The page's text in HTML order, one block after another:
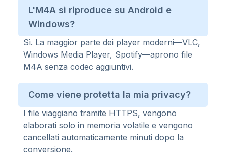
L'M4A si riproduce su Android e
Windows?
Sì. La maggior parte dei player moderni—VLC,
Windows Media Player, Spotify—aprono file
M4A senza codec aggiuntivi.
Come viene protetta la mia privacy?
I file viaggiano tramite HTTPS, vengono
elaborati solo in memoria volatile e vengono
cancellati automaticamente minuti dopo la
conversione.